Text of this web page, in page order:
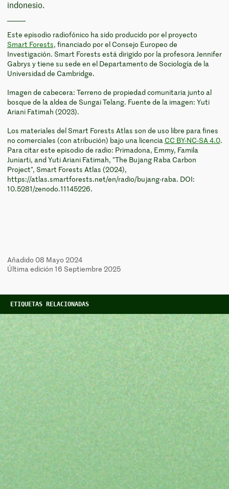
indonesio.
Este episodio radiofónico ha sido producido por el proyecto
Smart Forests, financiado por el Consejo Europeo de
Investigación. Smart Forests está dirigido por la profesora Jennifer
Gabrys y tiene su sede en el Departamento de Sociología de la
Universidad de Cambridge.
Imagen de cabecera: Terreno de propiedad comunitaria junto al
bosque de la aldea de Sungai Telang. Fuente de la imagen: Yuti
Ariani Fatimah (2023).
Los materiales del Smart Forests Atlas son de uso libre para fines
no comerciales (con atribución) bajo una licencia CC BY-NC-SA 4.0.
Para citar este episodio de radio: Primadona, Emmy, Famila
Juniarti, and Yuti Ariani Fatimah, "The Bujang Raba Carbon
Project", Smart Forests Atlas (2024),
https://atlas.smartforests.net/en/radio/bujang-raba. DOI:
10.5281/zenodo.11145226.
Añadido 08 Mayo 2024
Última edición 16 Septiembre 2025
ETIQUETAS RELACIONADAS